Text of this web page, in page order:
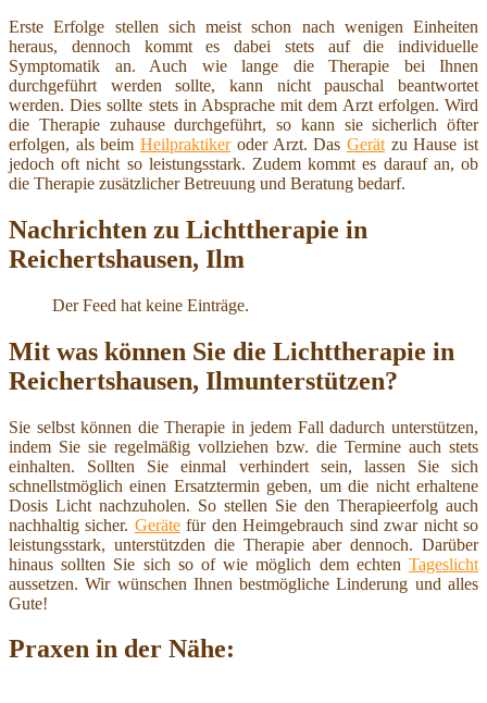
Erste Erfolge stellen sich meist schon nach wenigen Einheiten
heraus, dennoch kommt es dabei stets auf die individuelle
Symptomatik an. Auch wie lange die Therapie bei Ihnen
durchgeführt werden sollte, kann nicht pauschal beantwortet
werden. Dies sollte stets in Absprache mit dem Arzt erfolgen. Wird
die Therapie zuhause durchgeführt, so kann sie sicherlich öfter
erfolgen, als beimHeilpraktikeroder Arzt. Das Gerätzu Hause ist
jedoch oft nicht so leistungsstark. Zudem kommt es darauf an, ob
die Therapie zusätzlicher Betreuung und Beratung bedarf.
Nachrichten zu Lichttherapie in
Reichertshausen, Ilm
Der Feed hat keine Einträge.
Mit was können Sie die Lichttherapie in
Reichertshausen, Ilmunterstützen?
Sie selbst können die Therapie in jedem Fall dadurch unterstützen,
indem Sie sie regelmäßig vollziehen bzw. die Termine auch stets
einhalten. Sollten Sie einmal verhindert sein, lassen Sie sich
schnellstmöglich einen Ersatztermin geben, um die nicht erhaltene
Dosis Licht nachzuholen. So stellen Sie den Therapieerfolg auch
nachhaltig sicher. Gerätefür den Heimgebrauch sind zwar nicht so
leistungsstark, unterstützden die Therapie aber dennoch. Darüber
hinaus sollten Sie sich so of wie möglich dem echten Tageslicht
aussetzen. Wir wünschen Ihnen bestmögliche Linderung und alles
Gute!
Praxen in der Nähe: